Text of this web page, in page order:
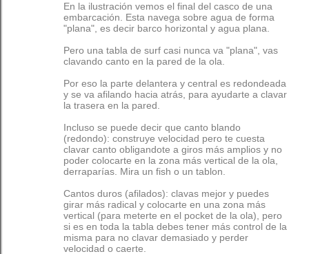
En la ilustración vemos el final del casco de una
embarcación. Esta navega sobre agua de forma
"plana", es decir barco horizontal y agua plana.
Pero una tabla de surf casi nunca va "plana", vas
clavando canto en la pared de la ola.
Por eso la parte delantera y central es redondeada
y se va afilando hacia atrás, para ayudarte a clavar
la trasera en la pared.
Incluso se puede decir que canto blando
(redondo): construye velocidad pero te cuesta
clavar canto obligandote a giros más amplios y no
poder colocarte en la zona más vertical de la ola,
derraparías. Mira un fish o un tablon.
Cantos duros (afilados): clavas mejor y puedes
girar más radical y colocarte en una zona más
vertical (para meterte en el pocket de la ola), pero
si es en toda la tabla debes tener más control de la
misma para no clavar demasiado y perder
velocidad o caerte.